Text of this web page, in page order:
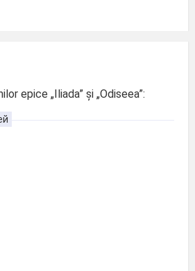
epice „Iliada” și „Odiseea”: